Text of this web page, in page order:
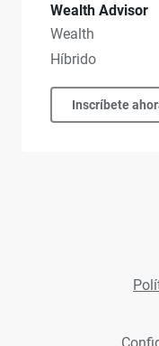
Wealth Advisor
Wealth
Híbrido
Inscríbete